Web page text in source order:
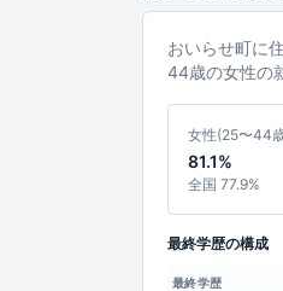
おいらせ町に
44歳の女性の
女性(25〜44
81.1%
全国 77.9%
最終学歴の構成
最終学歴